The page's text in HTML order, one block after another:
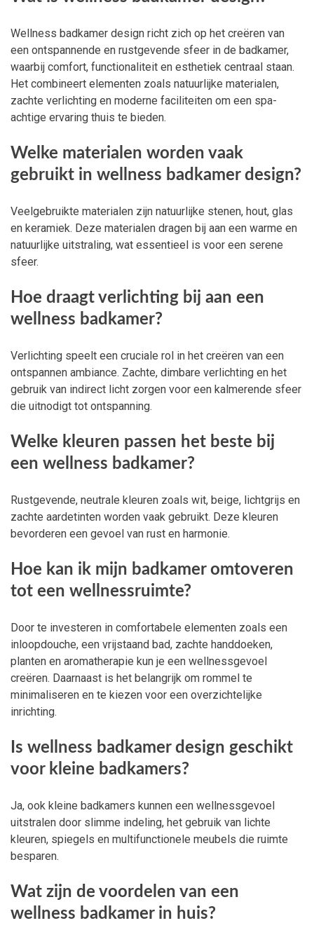
Wellness badkamer design richt zich op het creëren van
een ontspannende en rustgevende sfeer in de badkamer,
waarbij comfort, functionaliteit en esthetiek centraal staan.
Het combineert elementen zoals natuurlijke materialen,
zachte verlichting en moderne faciliteiten om een spa-
achtige ervaring thuis te bieden.
Welke materialen worden vaak
gebruikt in wellness badkamer design?
Veelgebruikte materialen zijn natuurlijke stenen, hout, glas
en keramiek. Deze materialen dragen bij aan een warme en
natuurlijke uitstraling, wat essentieel is voor een serene
sfeer.
Hoe draagt verlichting bij aan een
wellness badkamer?
Verlichting speelt een cruciale rol in het creëren van een
ontspannen ambiance. Zachte, dimbare verlichting en het
gebruik van indirect licht zorgen voor een kalmerende sfeer
die uitnodigt tot ontspanning.
Welke kleuren passen het beste bij
een wellness badkamer?
Rustgevende, neutrale kleuren zoals wit, beige, lichtgrijs en
zachte aardetinten worden vaak gebruikt. Deze kleuren
bevorderen een gevoel van rust en harmonie.
Hoe kan ik mijn badkamer omtoveren
tot een wellnessruimte?
Door te investeren in comfortabele elementen zoals een
inloopdouche, een vrijstaand bad, zachte handdoeken,
planten en aromatherapie kun je een wellnessgevoel
creëren. Daarnaast is het belangrijk om rommel te
minimaliseren en te kiezen voor een overzichtelijke
inrichting.
Is wellness badkamer design geschikt
voor kleine badkamers?
Ja, ook kleine badkamers kunnen een wellnessgevoel
uitstralen door slimme indeling, het gebruik van lichte
kleuren, spiegels en multifunctionele meubels die ruimte
besparen.
Wat zijn de voordelen van een
wellness badkamer in huis?